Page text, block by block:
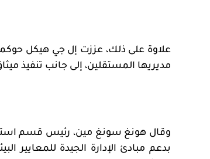
علاوة على ذلك، عززت إل جي هيكل
مديريها المستقلين، إلى جانب تنفيذ
وقال هونغ سونغ مين، رئيس قسم
بدعم مبادئ الإدارة الجيدة للمعايير